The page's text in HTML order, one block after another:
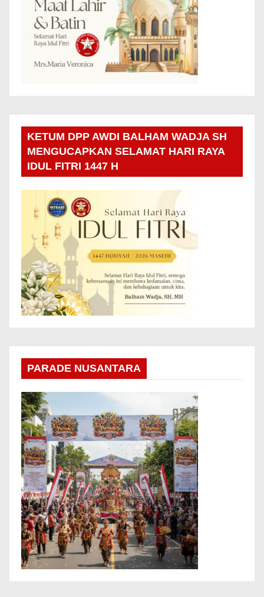
KETUM DPP AWDI BALHAM WADJA SH
MENGUCAPKAN SELAMAT HARI RAYA
IDUL FITRI 1447 H
PARADE NUSANTARA